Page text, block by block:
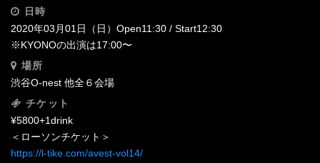
日時
2020年03月01日（日）Open11:30 / Start12:30
※KYONOの出演は17:00〜
場所
渋谷O-nest 他全６会場‬
チケット
¥5800+1drink
＜ローソンチケット＞
https://l-tike.com/avest-vol14/